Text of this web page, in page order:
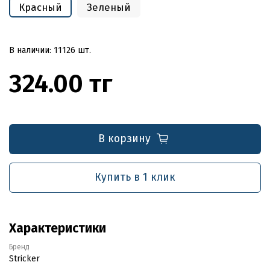
Красный Зеленый
В наличии: 11126 шт.
324.00 тг
В корзину
Купить в 1 клик
Характеристики
Бренд
Stricker